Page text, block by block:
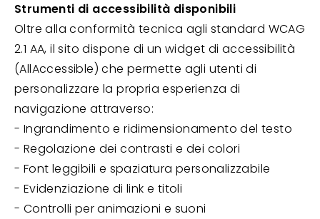
Strumenti di accessibilità disponibili
Oltre alla conformità tecnica agli standard WCAG
2.1 AA, il sito dispone di un widget di accessibilità
(AllAccessible) che permette agli utenti di
personalizzare la propria esperienza di
navigazione attraverso:
- Ingrandimento e ridimensionamento del testo
- Regolazione dei contrasti e dei colori
- Font leggibili e spaziatura personalizzabile
- Evidenziazione di link e titoli
- Controlli per animazioni e suoni